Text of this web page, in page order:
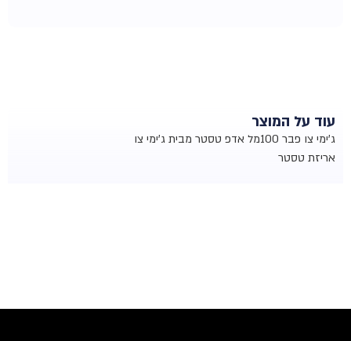
עוד על המוצר
ג'ימי צו פבר 100מל אדפ טסטר מבית ג'ימי צו
אריזת טסטר